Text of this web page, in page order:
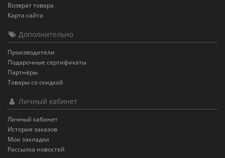
Возврат товара
Карта сайта
Дополнительно
Производители
Подарочные сертификаты
Партнёры
Товары со скидкой
Личный кабинет
Личный кабинет
История заказов
Мои закладки
Рассылка новостей